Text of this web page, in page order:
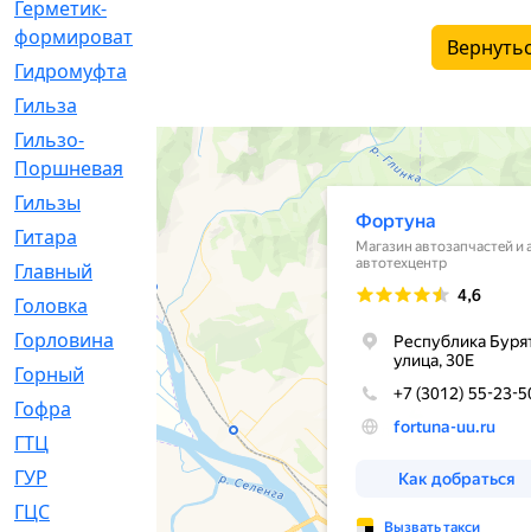
Герметик-
формирователь
Гидромуфта
Гильза
Гильзо-
Поршневая
[13]
Гильзы
[259]
Гитара
[7]
Главный
[29]
Головка
[28]
Горловина
[14]
Горный
[1]
Гофра
[86]
ГТЦ
[96]
ГУР
[34]
ГЦC